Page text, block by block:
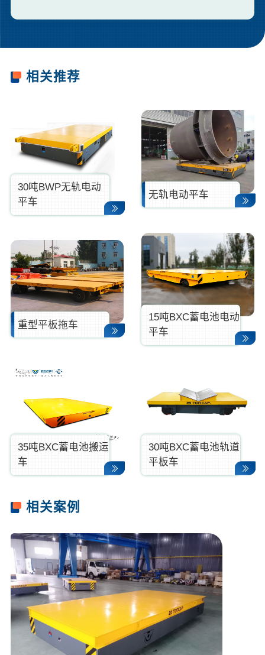
相关推荐
30吨BWP无轨电动
平车
无轨电动平车
重型平板拖车
15吨BXC蓄电池电动
平车
35吨BXC蓄电池搬运
车
30吨BXC蓄电池轨道
平板车
相关案例